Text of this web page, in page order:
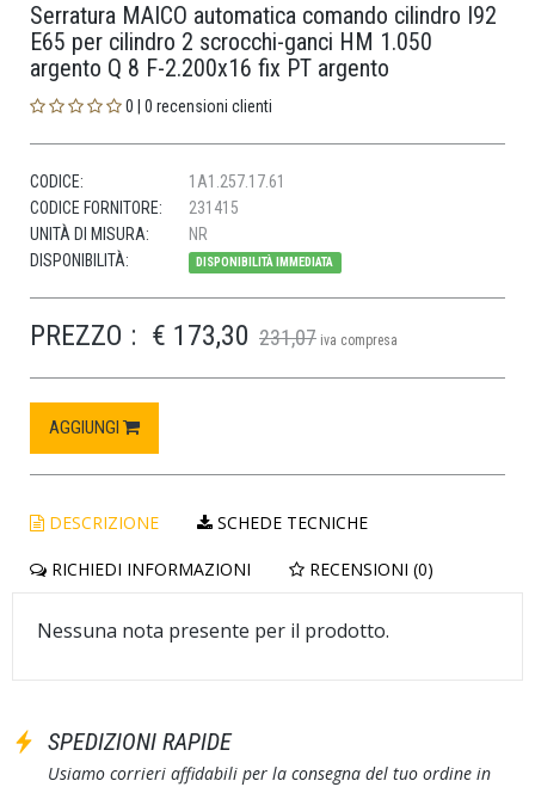
Serratura MAICO automatica comando cilindro I92
E65 per cilindro 2 scrocchi-ganci HM 1.050
argento Q 8 F-2.200x16 fix PT argento
0 | 0 recensioni clienti
CODICE:
1A1.257.17.61
CODICE FORNITORE:
231415
UNITÀ DI MISURA:
NR
DISPONIBILITÀ:
DISPONIBILITÀ IMMEDIATA
PREZZO : € 173,30 231,07 iva compresa
AGGIUNGI
DESCRIZIONE SCHEDE TECNICHE
RICHIEDI INFORMAZIONI RECENSIONI (0)
Nessuna nota presente per il prodotto.
SPEDIZIONI RAPIDE
Usiamo corrieri affidabili per la consegna del tuo ordine in